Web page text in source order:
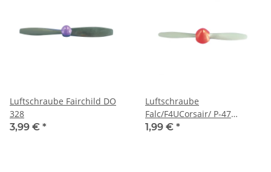
Luftschraube Fairchild DO
328
3,99 € *
Luftschraube
Falc/F4UCorsair/ P-47
Thunder
1,99 € *